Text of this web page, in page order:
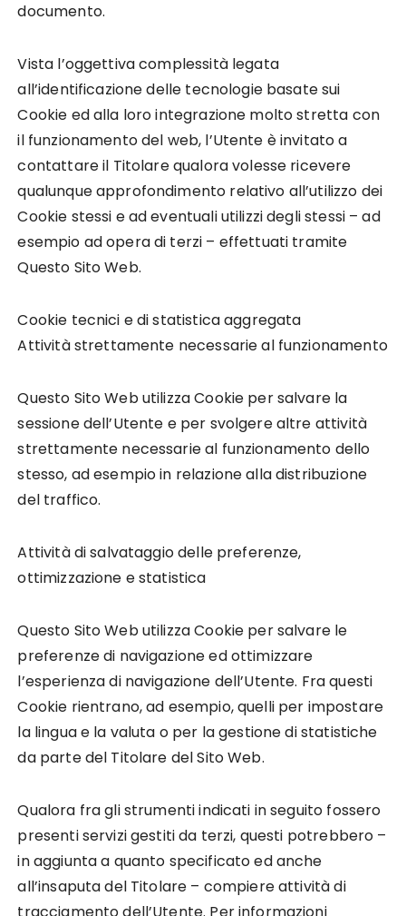
documento.
Vista l’oggettiva complessità legata
all’identificazione delle tecnologie basate sui
Cookie ed alla loro integrazione molto stretta con
il funzionamento del web, l’Utente è invitato a
contattare il Titolare qualora volesse ricevere
qualunque approfondimento relativo all’utilizzo dei
Cookie stessi e ad eventuali utilizzi degli stessi – ad
esempio ad opera di terzi – effettuati tramite
Questo Sito Web.
Cookie tecnici e di statistica aggregata
Attività strettamente necessarie al funzionamento
Questo Sito Web utilizza Cookie per salvare la
sessione dell’Utente e per svolgere altre attività
strettamente necessarie al funzionamento dello
stesso, ad esempio in relazione alla distribuzione
del traffico.
Attività di salvataggio delle preferenze,
ottimizzazione e statistica
Questo Sito Web utilizza Cookie per salvare le
preferenze di navigazione ed ottimizzare
l’esperienza di navigazione dell’Utente. Fra questi
Cookie rientrano, ad esempio, quelli per impostare
la lingua e la valuta o per la gestione di statistiche
da parte del Titolare del Sito Web.
Qualora fra gli strumenti indicati in seguito fossero
presenti servizi gestiti da terzi, questi potrebbero –
in aggiunta a quanto specificato ed anche
all’insaputa del Titolare – compiere attività di